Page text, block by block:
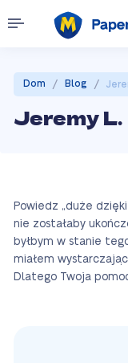
Dom / Blog /
Jeremy L.
Powiedz „duże
nie zostałaby
byłbym w stanie
miałem
Dlatego Twoja